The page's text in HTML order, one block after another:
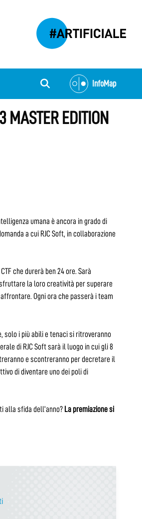
InfoMap
MASTER EDITION
umana è ancora in grado di
a cui RJC Soft, in collaborazione
che durerà ben 24 ore. Sarà
la loro creatività per superare
Ogni ora che passerà i team
solo i più abili e tenaci si ritroveranno
di RJC Soft sarà il luogo in cui gli 8
e scontreranno per decretare il
di diventare uno dei poli di
alla sfida dell’anno? La premiazione si